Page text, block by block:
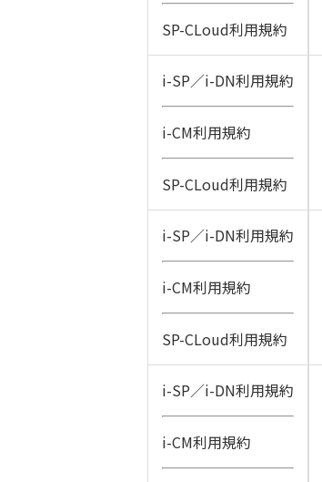
SP-CLoud利用規約
i-SP／i-DN利用規約
i-CM利用規約
SP-CLoud利用規約
i-SP／i-DN利用規約
i-CM利用規約
SP-CLoud利用規約
i-SP／i-DN利用規約
i-CM利用規約